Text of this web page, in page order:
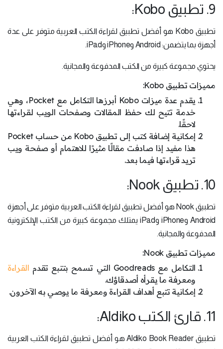
9. تطبيق Kobo:
تطبيق Kobo هو أفضل تطبيق لقراءة الكتب العربية متوفر على عدة
أجهزة بما يتضمن: Android وiPhone وiPad.
يحتوي مجموعة كبيرة من الكتب المدفوعة والمجانية.
مميزات تطبيق Kobo:
يقدم عدة ميزات Kobo أبرزها التكامل مع Pocket، وهي
خدمة تتيح لك حفظ المقالات وصفحات الويب لقراءتها
لاحقًا.
إمكانية إضافة كتب إلى تطبيق Kobo من حساب Pocket
هذا مفيد إذا صادفت مقالًا مثيرًا للاهتمام أو صفحة ويب
تريد قراءتها فيما بعد.
10. تطبيق Nook:
تطبيق Nook هو أفضل تطبيق لقراءة الكتب العربية متوفر على أجهزة
Android وiPhone وiPad يمتلك مجموعة كبيرة من الكتب الإلكترونية
المدفوعة والمجانية.
مميزات تطبيق Nook:
التكامل مع Goodreads التي تسمح بتتبع تقدم
القراءة
ومعرفة ما يقرأه أصدقاؤك.
إمكانية تتبع أهداف القراءة ومعرفة ما يوصي به الآخرون.
11. قارئ الكتب Aldiko:
تطبيق Aldiko Book Reader هو أفضل تطبيق لقراءة الكتب العربية